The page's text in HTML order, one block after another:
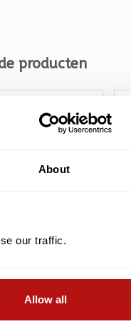
About
our traffic.
Allow all
producten
SALE -10%